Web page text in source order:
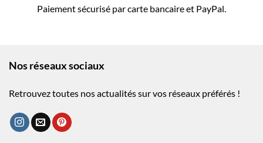
Paiement sécurisé par carte bancaire et PayPal.
Nos réseaux sociaux
Retrouvez toutes nos actualités sur vos réseaux préférés !